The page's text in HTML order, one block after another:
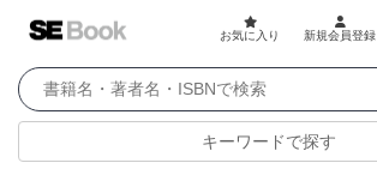
お気に入り 新規会員登録
キーワードで探す